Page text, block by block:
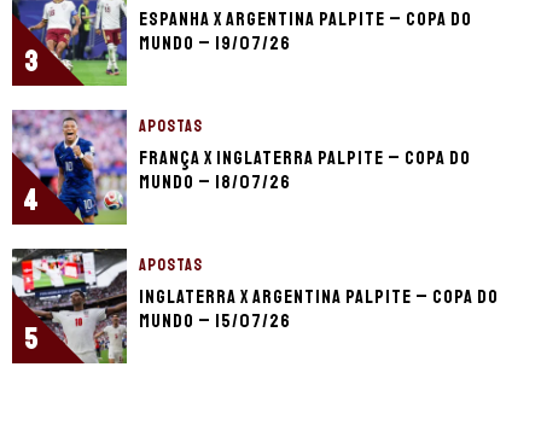
3
Espanha x Argentina palpite – Copa do
Mundo – 19/07/26
4
APOSTAS
França x Inglaterra palpite – Copa do
Mundo – 18/07/26
5
APOSTAS
Inglaterra x Argentina palpite – Copa do
Mundo – 15/07/26